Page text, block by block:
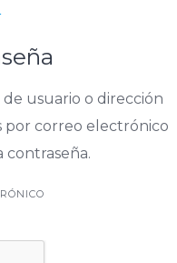
usuario o dirección
por correo electrónico
contraseña.